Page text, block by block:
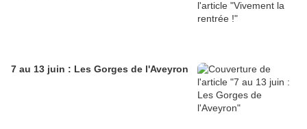
7 au 13 juin : Les Gorges de l'Aveyron